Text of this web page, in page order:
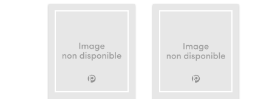
l'avant, une équipe
prépare l'assise de la
montage charpente"